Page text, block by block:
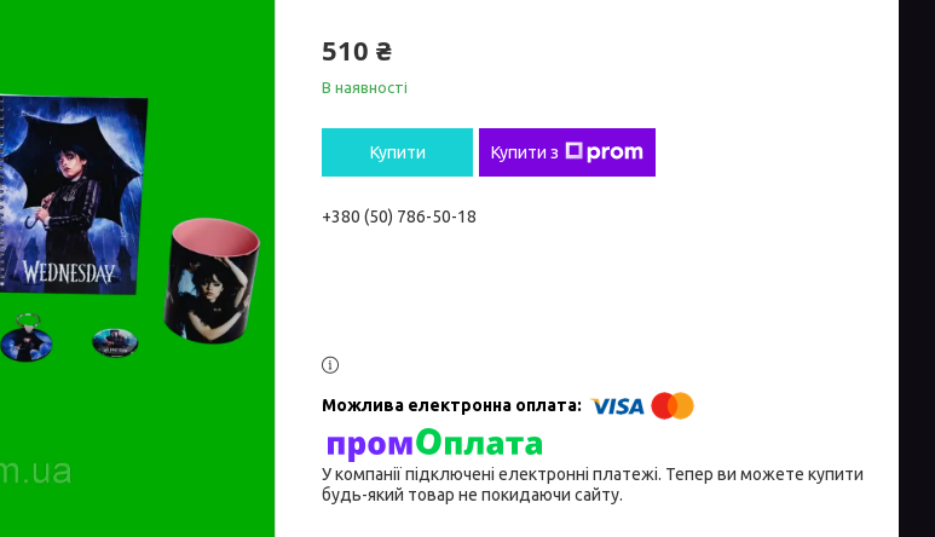
510 ₴
В наявності
Купити Купити з
+380 (50) 786-50-18
У компанії підключені електронні платежі. Тепер ви можете купити
будь-який товар не покидаючи сайту.